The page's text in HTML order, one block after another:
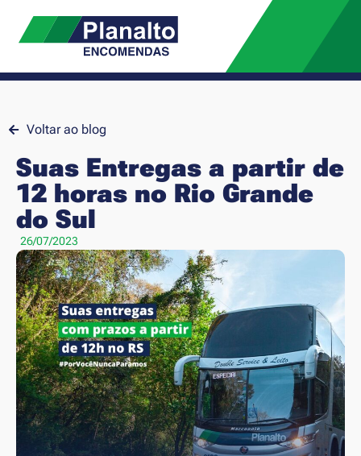
Voltar ao blog
Suas Entregas a partir de
12 horas no Rio Grande
do Sul
26/07/2023